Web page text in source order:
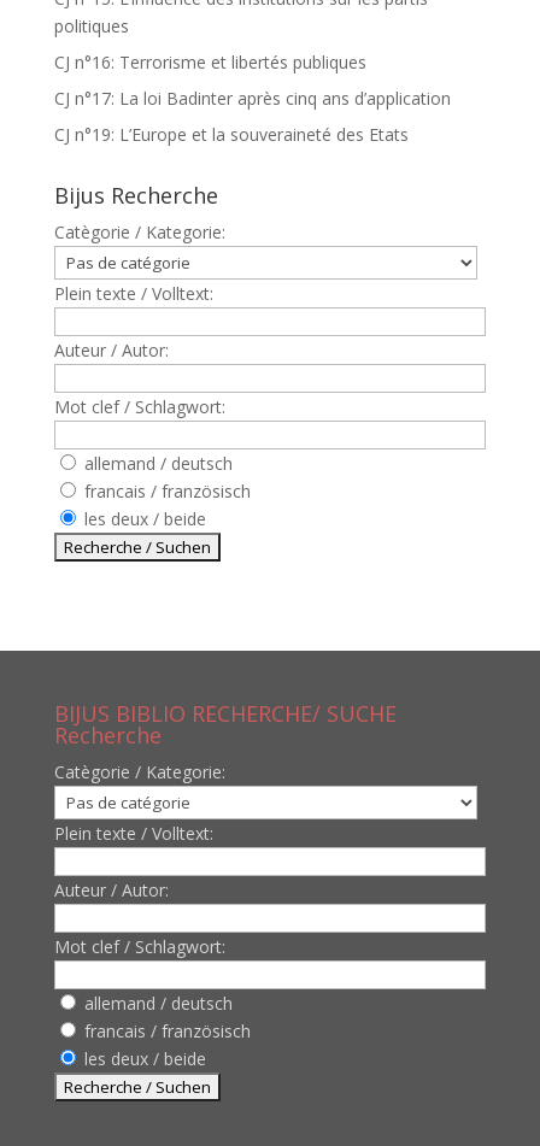
politiques
CJ n°16: Terrorisme et libertés publiques
CJ n°17: La loi Badinter après cinq ans d’application
CJ n°19: L’Europe et la souveraineté des Etats
Bijus Recherche
Catègorie / Kategorie:
Plein texte / Volltext:
Auteur / Autor:
Mot clef / Schlagwort:
allemand / deutsch
francais / französisch
les deux / beide
BIJUS BIBLIO RECHERCHE/ SUCHE
Recherche
Catègorie / Kategorie:
Plein texte / Volltext:
Auteur / Autor:
Mot clef / Schlagwort:
allemand / deutsch
francais / französisch
les deux / beide